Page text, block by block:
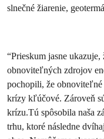
slnečné žiarenie,
“Prieskum jasne
obnoviteľných zdrojov
pochopili, že
krízy kľúčové. Zároveň
krízu.Tú spôsobila naša
trhu, ktoré následne